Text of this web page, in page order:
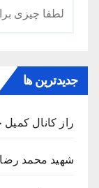
جستجو
جدیدترین ها
راز کانال
شهید محمد رضا